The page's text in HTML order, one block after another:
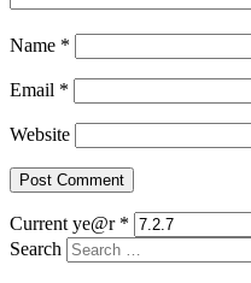
Name *
Email *
Website
Current ye@r *
Search